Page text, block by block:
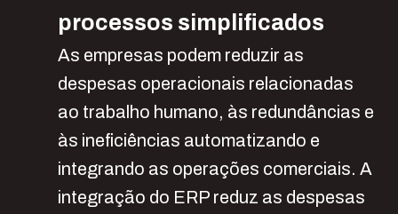
processos simplificados
As empresas podem reduzir as
despesas operacionais relacionadas
ao trabalho humano, às redundâncias e
às ineficiências automatizando e
integrando as operações comerciais. A
integração do ERP reduz as despesas